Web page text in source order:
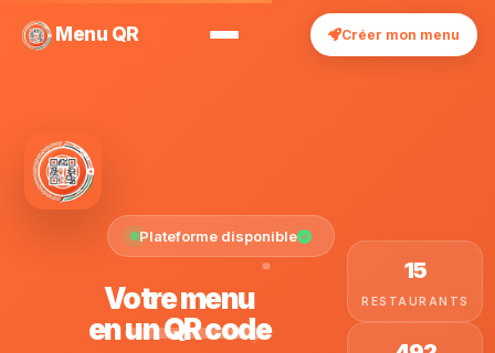
Menu QR Créer mon menu
Plateforme disponible
Votre menu
enun QR code
15
RESTAURANTS